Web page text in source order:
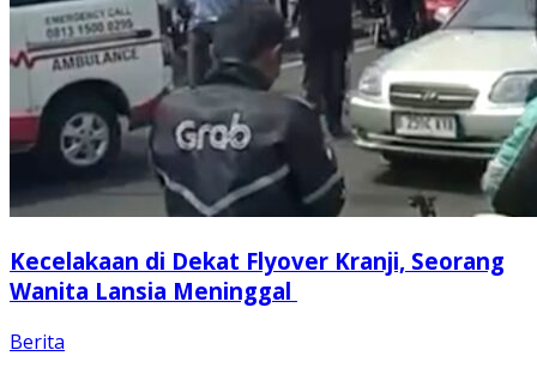
Kecelakaan di Dekat Flyover Kranji, Seorang
Wanita Lansia Meninggal
Berita